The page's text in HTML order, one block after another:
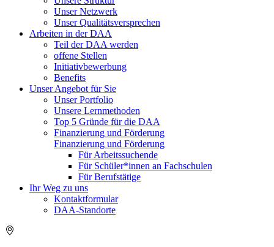
Unser Netzwerk
Unser Qualitätsversprechen
Arbeiten in der DAA
Teil der DAA werden
offene Stellen
Initiativbewerbung
Benefits
Unser Angebot für Sie
Unser Portfolio
Unsere Lernmethoden
Top 5 Gründe für die DAA
Finanzierung und Förderung
Finanzierung und Förderung
Für Arbeitssuchende
Für Schüler*innen an Fachschulen
Für Berufstätige
Ihr Weg zu uns
Kontaktformular
DAA-Standorte